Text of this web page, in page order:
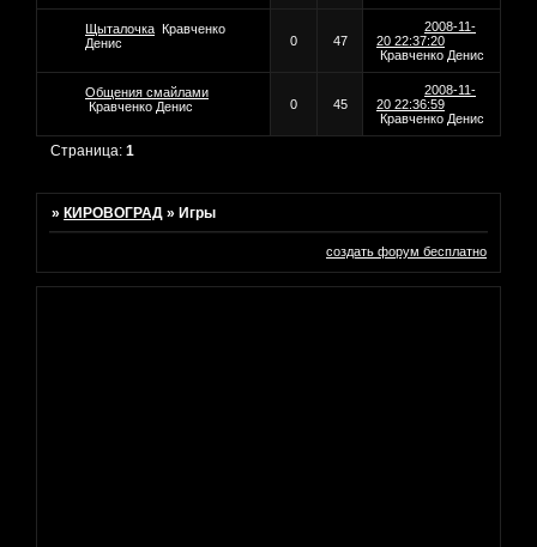
Щыталочка Кравченко
Денис
0 47
2008-11-
20 22:37:20
Кравченко Денис
Общения смайлами
Кравченко Денис
0 45
2008-11-
20 22:36:59
Кравченко Денис
Страница:1
» КИРОВОГРАД » Игры
создать форум бесплатно